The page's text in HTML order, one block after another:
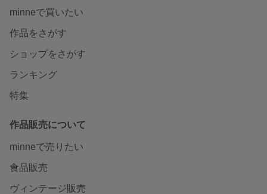
minneで買いたい
作品をさがす
ショップをさがす
ランキング
特集
作品販売について
minneで売りたい
食品販売
ヴィンテージ販売